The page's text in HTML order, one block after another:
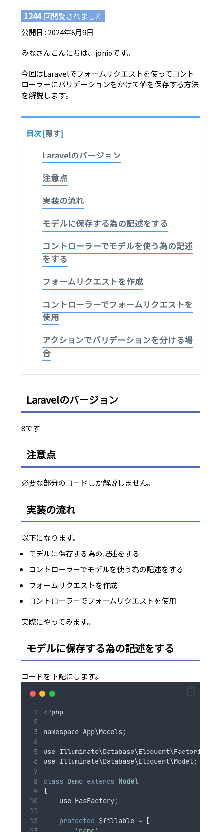
1244回閲覧されました
公開日 : 2024年8月9日
みなさんこんにちは、jonioです。
今回はLaravelでフォームリクエストを使ってコント
ローラーにバリデーションをかけて値を保存する方法
を解説します。
目次[隠す]
Laravelのバージョン
注意点
実装の流れ
モデルに保存する為の記述をする
コントローラーでモデルを使う為の記述
をする
フォームリクエストを作成
コントローラーでフォームリクエストを
使用
アクションでバリデーションを分ける場
合
Laravelのバージョン
8です
注意点
必要な部分のコードしか解説しません。
実装の流れ
以下になります。
モデルに保存する為の記述をする
コントローラーでモデルを使う為の記述をする
フォームリクエストを作成
コントローラーでフォームリクエストを使用
実際にやってみます。
モデルに保存する為の記述をする
コードを下記にします。
<?php
namespace App\Models;
use Illuminate\Database\Eloquent\Factories
use Illuminate\Database\Eloquent\Model;
class Demo extends Model
{
use HasFactory;
protected $fillable = [